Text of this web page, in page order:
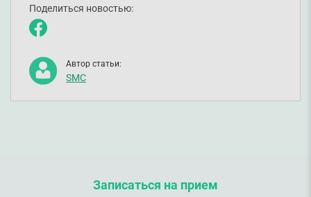
Поделиться новостью:
Автор статьи:
SMC
Записаться на прием